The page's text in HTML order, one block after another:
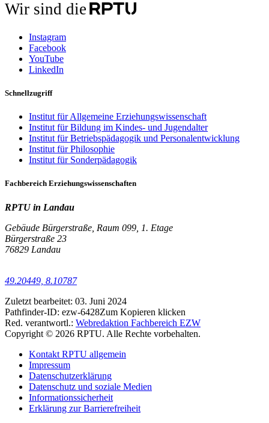
Wir sind die
Instagram
Facebook
YouTube
LinkedIn
Schnellzugriff
Institut für Allgemeine Erziehungswissenschaft
Institut für Bildung im Kindes- und Jugendalter
Institut für Betriebspädagogik und Personalentwicklung
Institut für Philosophie
Institut für Sonderpädagogik
Fachbereich Erziehungswissenschaften
RPTU in Landau
Gebäude Bürgerstraße, Raum 099, 1. Etage
Bürgerstraße 23
76829 Landau
49.20449, 8.10787
Zuletzt bearbeitet: 03. Juni 2024
Pathfinder-ID: ezw-6428Zum Kopieren klicken
Red. verantwortl.: Webredaktion Fachbereich EZW
Copyright © 2026 RPTU. Alle Rechte vorbehalten.
Kontakt RPTU allgemein
Impressum
Datenschutzerklärung
Datenschutz und soziale Medien
Informationssicherheit
Erklärung zur Barrierefreiheit